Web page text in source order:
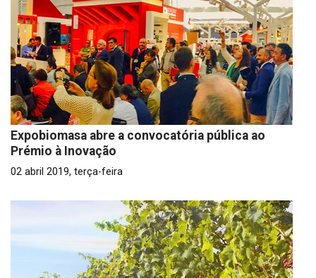
Expobiomasa abre a convocatória pública ao
Prémio à Inovação
02 abril 2019, terça-feira